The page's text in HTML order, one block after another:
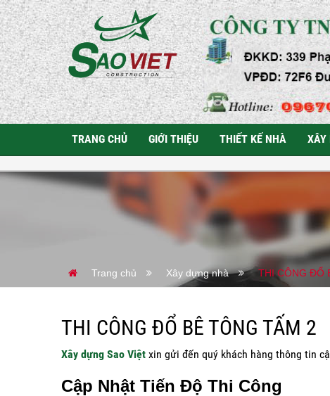
TRANG CHỦ GIỚI THIỆU THIẾT KẾ NHÀ XÂY
Trang chủ Xây dựng nhà THI CÔNG ĐỔ
THI CÔNG ĐỔ BÊ TÔNG TẤM 2
Xây dựng Sao Việt xin gửi đến quý khách hàng thông tin
Cập Nhật Tiến Độ Thi Công